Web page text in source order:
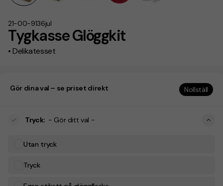
Tygkasse Glöggkit
• Delikatesset
21-00-9136jul
Gör dina val – se priset direkt Nollställ
Tryck: - Gör ditt val -
Utan tryck
Tryck